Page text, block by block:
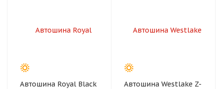
Автошина Royal Black
Автошина Westlake Z-